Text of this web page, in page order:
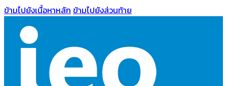
ข้ามไปยังเนื้อหาหลัก ข้ามไปยังส่วนท้าย